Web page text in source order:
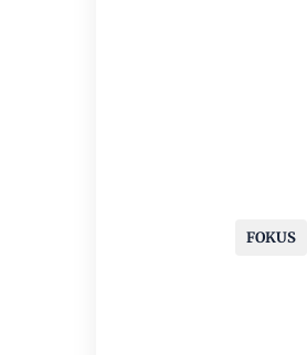
FOKUS